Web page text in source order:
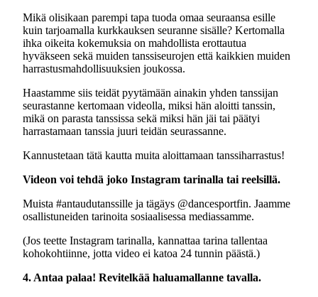
Mikä olisikaan parempi tapa tuoda omaa seuraansa esille
kuin tarjoamalla kurkkauksen seuranne sisälle? Kertomalla
ihka oikeita kokemuksia on mahdollista erottautua
hyväkseen sekä muiden tanssiseurojen että kaikkien muiden
harrastusmahdollisuuksien joukossa.
Haastamme siis teidät pyytämään ainakin yhden tanssijan
seurastanne kertomaan videolla, miksi hän aloitti tanssin,
mikä on parasta tanssissa sekä miksi hän jäi tai päätyi
harrastamaan tanssia juuri teidän seurassanne.
Kannustetaan tätä kautta muita aloittamaan tanssiharrastus!
Videon voi tehdä joko Instagram tarinalla tai reelsillä.
Muista #antaudutanssille ja tägäys @dancesportfin. Jaamme
osallistuneiden tarinoita sosiaalisessa mediassamme.
(Jos teette Instagram tarinalla, kannattaa tarina tallentaa
kohokohtiinne, jotta video ei katoa 24 tunnin päästä.)
4. Antaa palaa! Revitelkää haluamallanne tavalla.